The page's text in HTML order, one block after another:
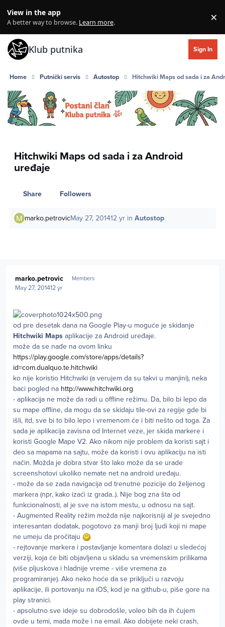
View in the app
A better way to browse. Learn more. ×
Klub putnika Sign In
Home Putnički servis Autostop Hitchwiki Maps od sada i za
Hitchwiki Maps od sada i za Android
uređaje
Share Followers
marko.petrovicMay 27, 201412 yr inAutostop
marko.petrovic Members
May 27, 201412 yr
od pre desetak dana na Google Play-u moguće je skidanje
Hitchwiki Maps aplikacije za Android uređaje.
može da se nađe na ovom linku
https://play.google.com/store/apps/details?
id=com.dualquo.te.hitchwiki
ko nije koristio Hitchwiki (a verujem da su takvi u manjini), neka
baci pogled na http://www.hitchwiki.org
- aplikacija ne može da radi u offline režimu. Da, bilo bi lepo da
su mape offline, da mogu da se skidaju tile-ovi za regije gde bi
išli, itd, sve bi to bilo lepo i vremenom će i biti nešto od toga. Za
sada je aplikacija zavisna od Internet veze, jer skida markere i
koristi Google Mape V2. Ako nikom nije problem da koristi sajt i
deo sa mapama na sajtu, može da koristi i ovu aplikaciju na isti
način. Možda je dobra stvar što lako može da se urade
screenshotovi ukoliko nemate net na android uređaju.
- može da se zada navigacija od trenutne pozicije do željenog
markera (npr, kako izaći iz grada..). Nije bog zna šta od
funkcionalnosti, al je sve na istom mestu, u odnosu na sajt.
- Augmented Reality režim možda nije najkorisniji al je svejedno
interesantan dodatak, pogotovo za manji broj ljudi koji ni mape
ne umeju da pročitaju
- rejtovanje markera i postavljanje komentara dolazi u sledećoj
verziji, koja će biti objavljena u skladu sa vremenskim prilikama
(više pljuskova i hladnije vreme - više vremena za
programiranje). Ako neko hoće da se priključi u razvoju
aplikacije, ili portovanju na iOS, kod je na github-u, piše gore na
play stranici.
- apsolutno sve ideje su dobrodošle, voleo bih da ih čujem
ovde u temi, mada može i na email. Ako dobijete neki crash,